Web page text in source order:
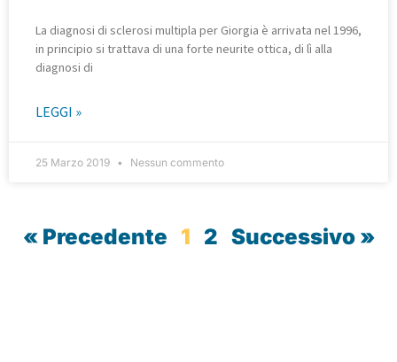
La diagnosi di sclerosi multipla per Giorgia è arrivata nel 1996,
in principio si trattava di una forte neurite ottica, di lì alla
diagnosi di
LEGGI »
25 Marzo 2019 Nessun commento
« Precedente 1 2 Successivo »